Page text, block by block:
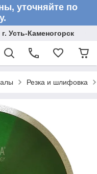
уточняйте по
Усть-Каменогорск
Резка и шлифовка